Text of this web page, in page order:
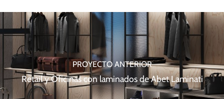
PROYECTO ANTERIOR
Retail y Oficinas con laminados de Abet Laminati